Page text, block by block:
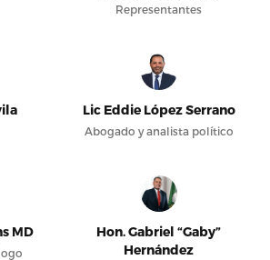
Representantes
Lic Eddie López Serrano
Abogado y analista político
MD
Hon. Gabriel “Gaby”
Hernández